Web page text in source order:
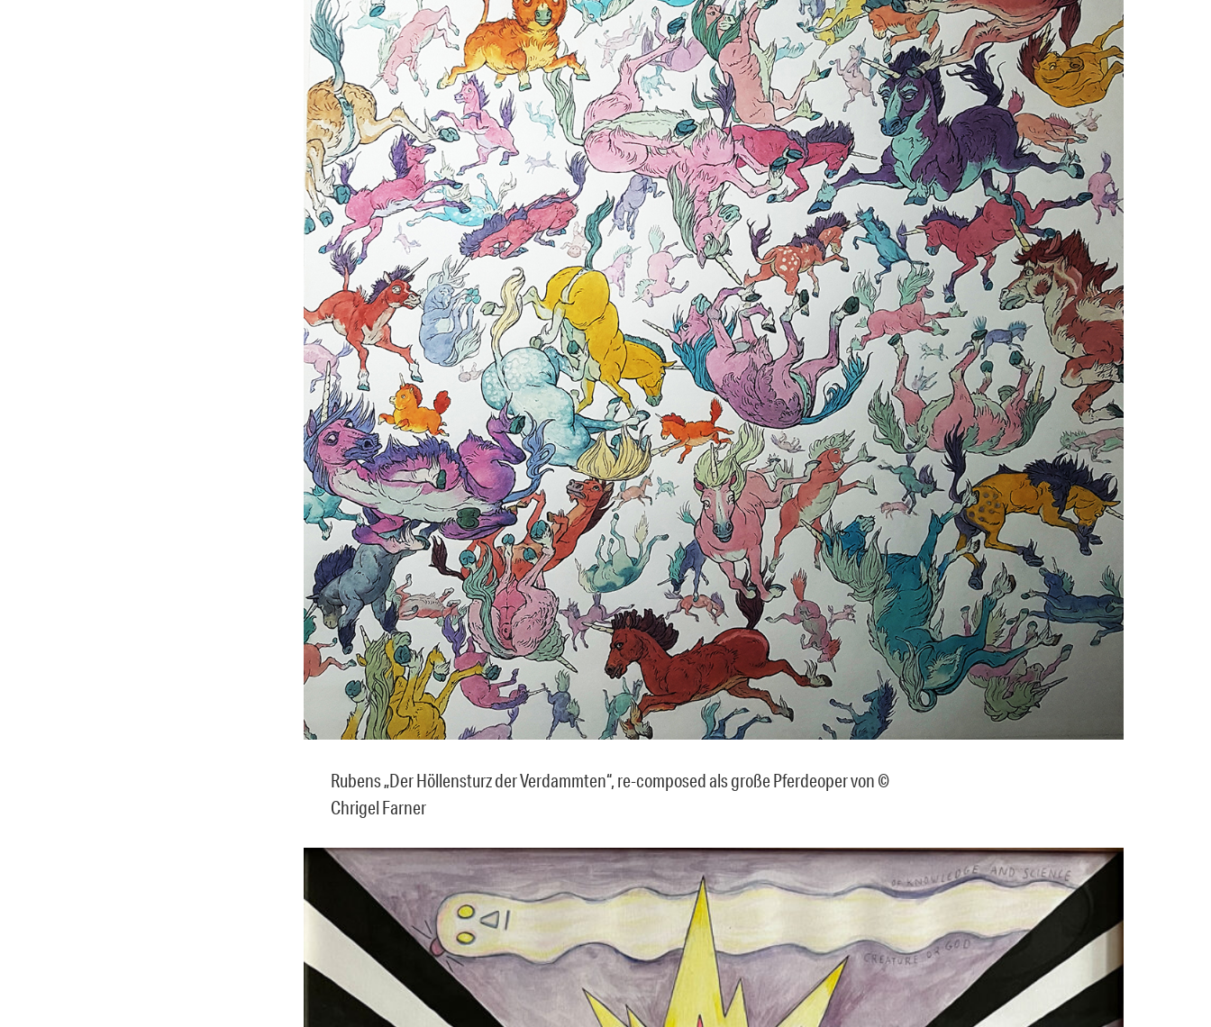
Rubens „Der Höllensturz der Verdammten“, re-composed als große Pferdeoper von ©
Chrigel Farner